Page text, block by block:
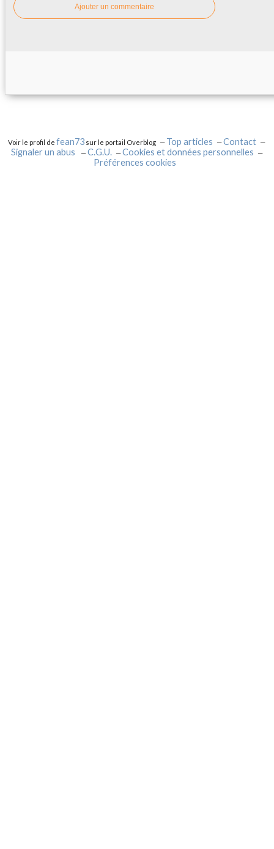
Ajouter un commentaire
Voir le profil defean73 sur le portail Overblog Top articles
Contact
Signaler un abus
C.G.U.
Cookies et données personnelles
Préférences cookies